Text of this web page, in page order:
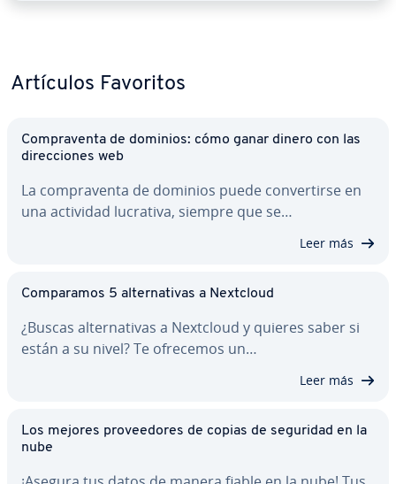
Artículos Favoritos
Co­m­pra­ve­n­ta de dominios: cómo ganar dinero con las
di­re­c­cio­nes web
La co­m­pra­ve­n­ta de dominios puede co­n­ve­r­ti­r­se en
una actividad lucrativa, siempre que se…
Leer más
Co­m­pa­ra­mos 5 al­te­r­na­ti­vas a Nextcloud
¿Buscas al­te­r­na­ti­vas a Nextcloud y quieres saber si
están a su nivel? Te ofrecemos un…
Leer más
Los mejores pro­vee­do­res de copias de seguridad en la
nube